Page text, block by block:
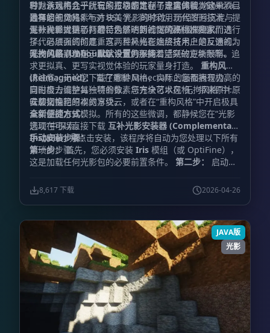
它为游戏内几乎所有的方块都定制了专属的视觉效果。
时，永远不会干扰玩家正常的生存与建造体验。这一项目
最早始于 2018 年对 BSL 光影的修改，历经岁月沉淀与
无数次重大更新，甚至为了达到社区的高标准要求而进行
了代码层面的彻底重写。互补光影始终将用户的反馈视为
开发的最高准则，直至今日仍保持着活跃的更新频率。
种默认风格之一。它的核心宗旨在于忠实保留 Minecraft
独有的视觉元素与方块美学，同时利用现代图形技术，提
供一种经过精心打磨、焕然一新的“原版升级”质感。
选择您的风格
互补光影提供了两种特色鲜明的视觉风格供探险家们选
择。必须强调的是，这两种风格在底层技术上是互通的，
唯一的区别仅在于默认设置的不同：
无拘风格 (Unbound)：专为那些渴望突破方块限制、追
求更拟真、更写实视觉体验的玩家量身打造。 重构风格
(Reimagined)：旨在重塑 Minecraft 的画面表现力，
同时极力维护其独特的像素与方块艺术风格，带来原汁原
味却又惊艳的视觉享受。
请注意，无论您下载了哪种风格，实际上您都拥有极高的
自由度去调整每一项参数。您完全可以在“无拘风格”中将
云层切换回原本的方块云，或者在“重构风格”中开启极具
真实感的水体模拟。所有的这些微调，都静候您在“光影
选项”中探索。
安装指南
全新便捷方式：
您现在可以直接下载 互补光影安装器 (Complementary
Installer)并点击安装，该程序将自动为您处理以下所有
繁琐的步骤。
手动安装步骤：
第一步：首先，您必须安装 Iris 模组（或 OptiFine），
这是加载任何光影包的必要前置条件。 第二步：
启动游
单。第三步：
点击菜单中的“光影包文件夹”按钮，系统
将自动打开对应的文件夹窗口。
下载互补光影
提示：请勿解压该压缩文件，直接放入即可）。第五
返回游戏窗口，在光影包列表中选中
“Complementary”即可启用。（如果列表中未显示，请
尝试刷新菜单）。
8,617 下载 2026-04-26
JAVA版
光影